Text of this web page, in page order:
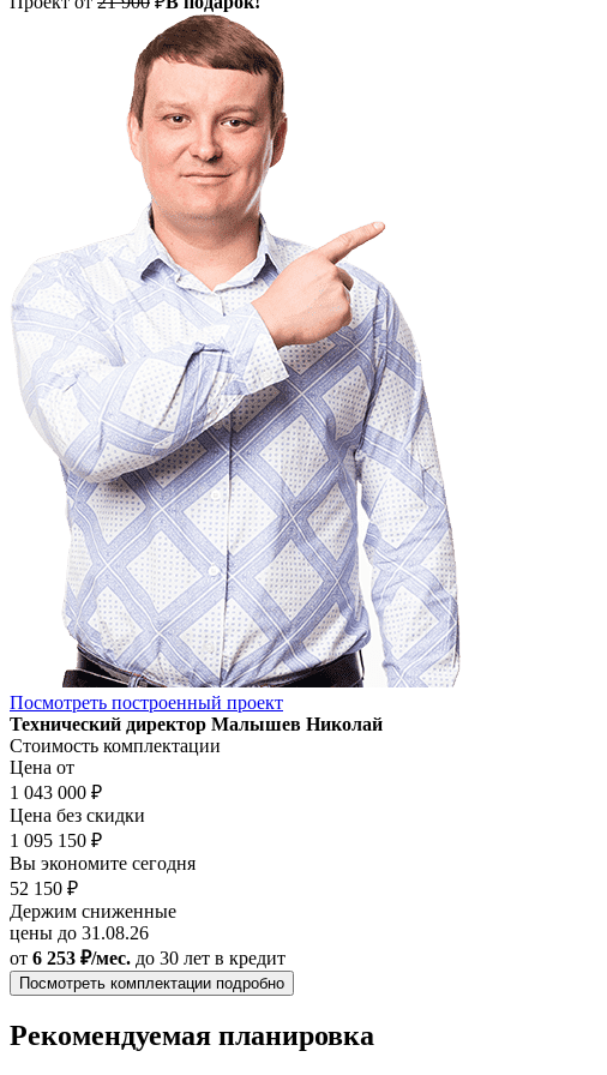
Посмотреть построенный проект
Технический директор Малышев Николай
Стоимость комплектации
Цена от
1 043 000 ₽
Цена без скидки
1 095 150 ₽
Вы экономите сегодня
52 150 ₽
Держим сниженные
цены до 31.08.26
от 6 253 ₽/мес. до 30 лет в кредит
Посмотреть комплектации подробно
Рекомендуемая планировка